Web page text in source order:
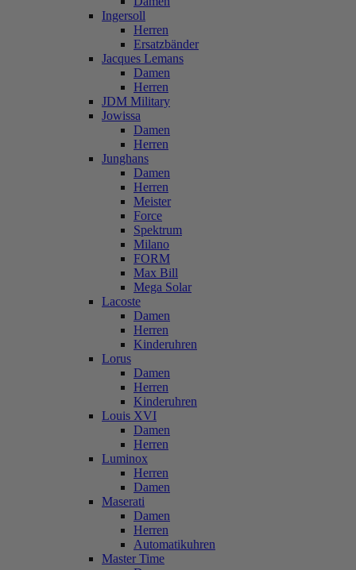
Ingersoll
Herren
Ersatzbänder
Jacques Lemans
Damen
Herren
JDM Military
Jowissa
Damen
Herren
Junghans
Damen
Herren
Meister
Force
Spektrum
Milano
FORM
Max Bill
Mega Solar
Lacoste
Damen
Herren
Kinderuhren
Lorus
Damen
Herren
Kinderuhren
Louis XVI
Damen
Herren
Luminox
Herren
Damen
Maserati
Damen
Herren
Automatikuhren
Master Time